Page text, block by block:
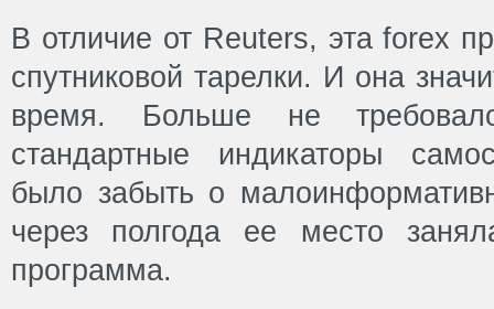
В отличие от Reuters, эта forex
спутниковой тарелки. И она
время. Больше не
стандартные индикаторы
было забыть о
через полгода ее место
программа.